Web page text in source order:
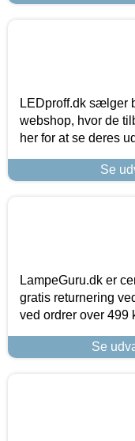
LEDproff.dk sælger
webshop, hvor de
her for at se deres
Se
LampeGuru.dk er
gratis returnering
ved ordrer over 499
Se